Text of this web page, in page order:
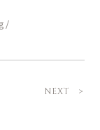
NEXT